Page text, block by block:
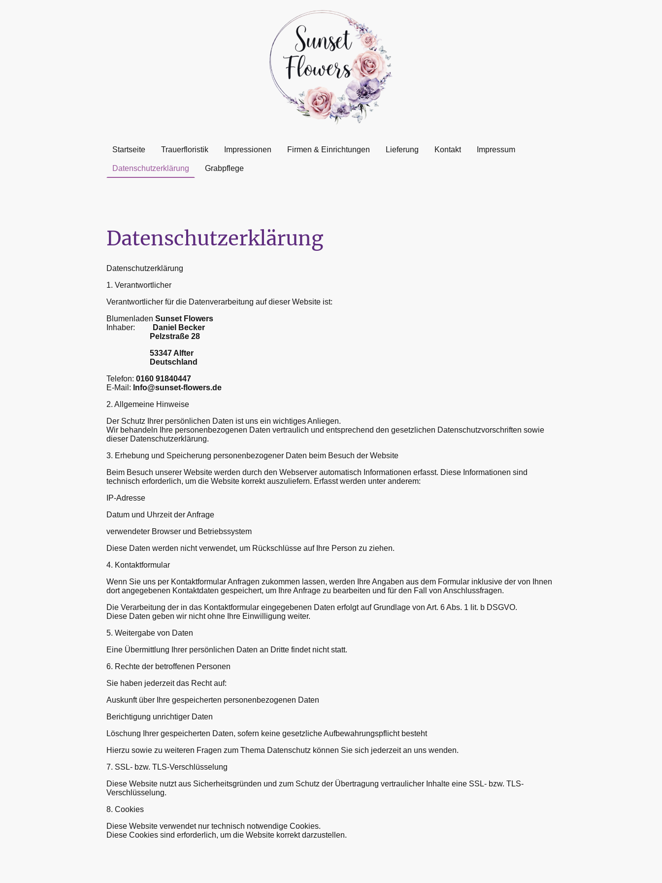
Startseite Trauerfloristik Impressionen Firmen & Einrichtungen Lieferung Kontakt Impressum
Datenschutzerklärung Grabpflege
Datenschutzerklärung
Datenschutzerklärung
1. Verantwortlicher
Verantwortlicher für die Datenverarbeitung auf dieser Website ist:
Blumenladen Sunset Flowers
Inhaber:
Daniel Becker
Pelzstraße 28
53347 Alfter
Deutschland
Telefon: 0160 91840447
E-Mail: Info@sunset-flowers.de
2. Allgemeine Hinweise
Der Schutz Ihrer persönlichen Daten ist uns ein wichtiges Anliegen.
Wir behandeln Ihre personenbezogenen Daten vertraulich und entsprechend den gesetzlichen Datenschutzvorschriften sowie
dieser Datenschutzerklärung.
3. Erhebung und Speicherung personenbezogener Daten beim Besuch der Website
Beim Besuch unserer Website werden durch den Webserver automatisch Informationen erfasst. Diese Informationen sind
technisch erforderlich, um die Website korrekt auszuliefern. Erfasst werden unter anderem:
IP-Adresse
Datum und Uhrzeit der Anfrage
verwendeter Browser und Betriebssystem
Diese Daten werden nicht verwendet, um Rückschlüsse auf Ihre Person zu ziehen.
4. Kontaktformular
Wenn Sie uns per Kontaktformular Anfragen zukommen lassen, werden Ihre Angaben aus dem Formular inklusive der von Ihnen
dort angegebenen Kontaktdaten gespeichert, um Ihre Anfrage zu bearbeiten und für den Fall von Anschlussfragen.
Die Verarbeitung der in das Kontaktformular eingegebenen Daten erfolgt auf Grundlage von Art. 6 Abs. 1 lit. b DSGVO.
Diese Daten geben wir nicht ohne Ihre Einwilligung weiter.
5. Weitergabe von Daten
Eine Übermittlung Ihrer persönlichen Daten an Dritte findet nicht statt.
6. Rechte der betroffenen Personen
Sie haben jederzeit das Recht auf:
Auskunft über Ihre gespeicherten personenbezogenen Daten
Berichtigung unrichtiger Daten
Löschung Ihrer gespeicherten Daten, sofern keine gesetzliche Aufbewahrungspflicht besteht
Hierzu sowie zu weiteren Fragen zum Thema Datenschutz können Sie sich jederzeit an uns wenden.
7. SSL- bzw. TLS-Verschlüsselung
Diese Website nutzt aus Sicherheitsgründen und zum Schutz der Übertragung vertraulicher Inhalte eine SSL- bzw. TLS-
Verschlüsselung.
8. Cookies
Diese Website verwendet nur technisch notwendige Cookies.
Diese Cookies sind erforderlich, um die Website korrekt darzustellen.